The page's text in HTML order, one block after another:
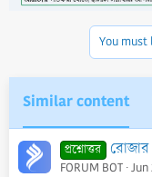
You
Similar content
প্রশ্নোত্তর রোজার
FORUM BOT Jun